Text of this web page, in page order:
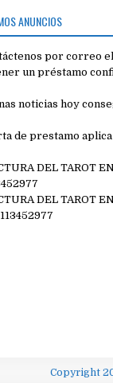
ANUNCIOS
por correo
un préstamo
noticias hoy
de prestamo
DEL TAROT
DEL TAROT
Copyright